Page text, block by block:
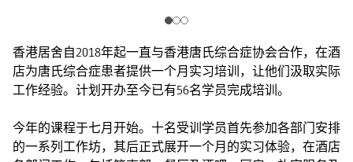
香港居舍自2018年起一直与香港唐氏综合症协会合作，在酒
店为唐氏综合症患者提供一个月实习培训，让他们汲取实际
工作经验。计划开办至今已有56名学员完成培训。
今年的课程于七月开始。十名受训学员首先参加各部门安排
的一系列工作坊，其后正式展开一个月的实习体验，在酒店